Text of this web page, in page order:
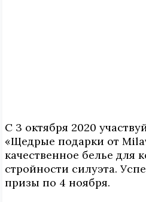
С 3 октября 2020
«Щедрые подарки от
качественное белье для
стройности силуэта.
призы по 4 ноября.